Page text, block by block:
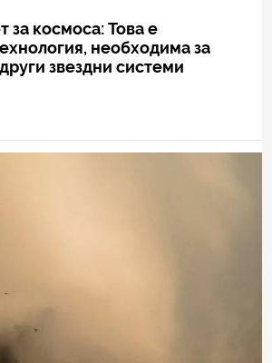
за космоса: Това е
необходима за
звездни системи